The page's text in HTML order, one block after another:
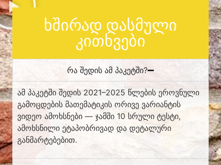
ხშირად დასმული
კითხვები
რა შედის ამ პაკეტში?
ამ პაკეტში შედის 2021–2025 წლების ეროვნული
გამოცდების მათემატიკის ორივე ვარიანტის
ვიდეო ამოხსნები — ჯამში 10 სრული ტესტი,
ამოხსნილი ეტაპობრივად და დეტალური
განმარტებებით.